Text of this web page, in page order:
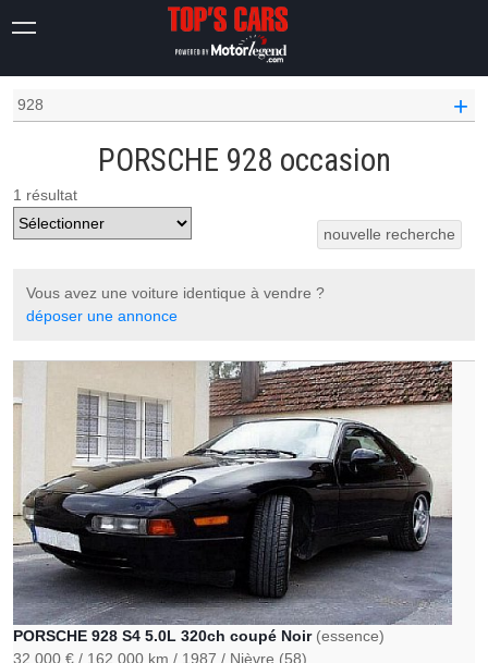
PORSCHE OCCASION
928
+
PORSCHE 928 occasion
1 résultat
nouvelle recherche
Vous avez une voiture identique à vendre ?
déposer une annonce
PORSCHE 928 S4 5.0L 320ch coupé Noir(essence)
32 000 €
162 000 km 1987 Nièvre (58)